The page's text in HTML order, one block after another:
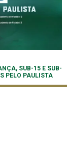
SUB-15 E SUB-
PELO PAULISTA